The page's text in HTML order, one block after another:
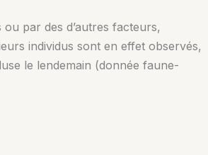
par des d’autres facteurs,
individus sont en effet observés,
le lendemain (donnée faune-